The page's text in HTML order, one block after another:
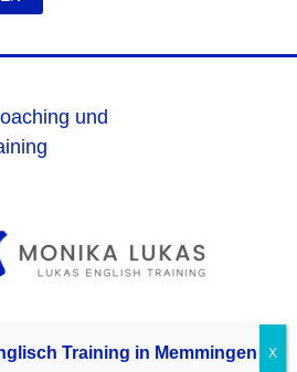
und
Training in Memmingen